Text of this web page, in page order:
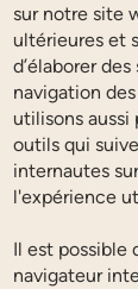
sur notre site
ultérieures et
d’élaborer
navigation
utilisons
outils qui
internautes
l'expérience
Il est possible
navigateur